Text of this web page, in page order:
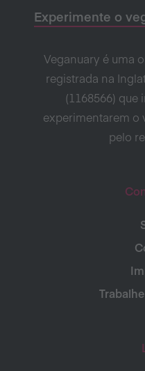
Experimente o
Veganuary é uma
registrada na
(1168566) que
experimentarem o
pelo